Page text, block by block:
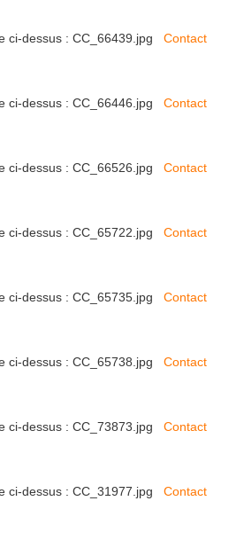
ci-dessus : CC_66439.jpg Contact
ci-dessus : CC_66446.jpg Contact
ci-dessus : CC_66526.jpg Contact
ci-dessus : CC_65722.jpg Contact
ci-dessus : CC_65735.jpg Contact
ci-dessus : CC_65738.jpg Contact
ci-dessus : CC_73873.jpg Contact
ci-dessus : CC_31977.jpg Contact